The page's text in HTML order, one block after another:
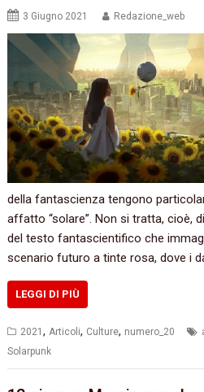
3 Giugno 2021 Redazione_web
della fantascienza tengono
affatto “solare”. Non si tratta, cioè,
del testo fantascientifico che
scenario futuro a tinte rosa, dove i
LEGGI DI PIÙ
2021, Articoli, Culture, numero_20
Solarpunk